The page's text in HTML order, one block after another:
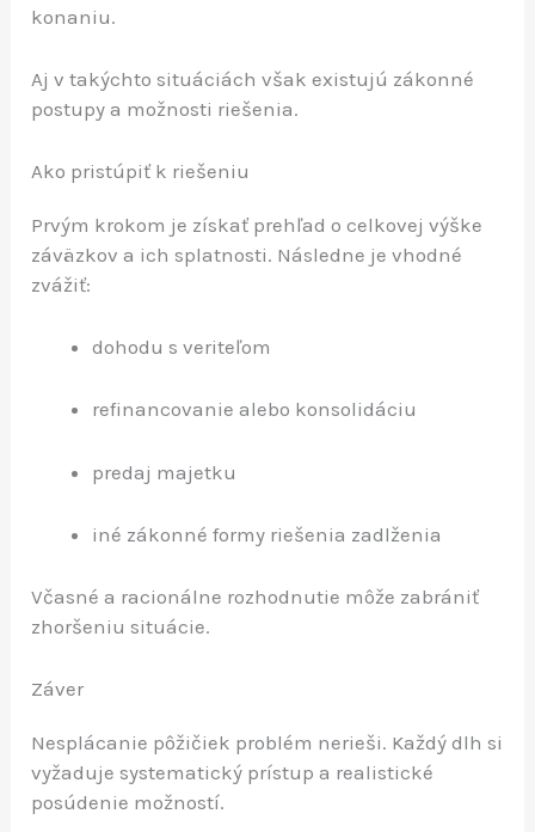
konaniu.
Aj v takýchto situáciách však existujú zákonné
postupy a možnosti riešenia.
Ako pristúpiť k riešeniu
Prvým krokom je získať prehľad o celkovej výške
záväzkov a ich splatnosti. Následne je vhodné
zvážiť:
dohodu s veriteľom
refinancovanie alebo konsolidáciu
predaj majetku
iné zákonné formy riešenia zadlženia
Včasné a racionálne rozhodnutie môže zabrániť
zhoršeniu situácie.
Záver
Nesplácanie pôžičiek problém nerieši. Každý dlh si
vyžaduje systematický prístup a realistické
posúdenie možností.